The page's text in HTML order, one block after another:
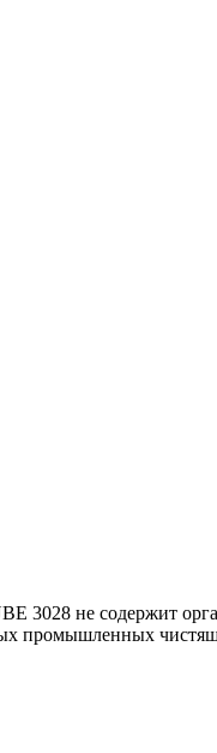
3028 не содержит
промышленных